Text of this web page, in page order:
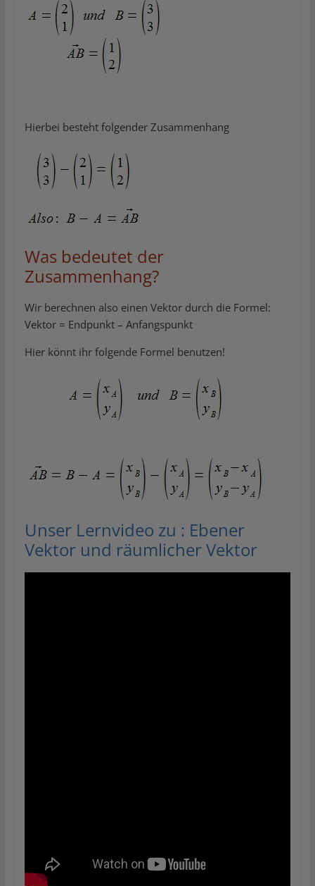
Hierbei besteht folgender Zusammenhang
Was bedeutet der
Zusammenhang?
Wir berechnen also einen Vektor durch die Formel:
Vektor = Endpunkt – Anfangspunkt
Hier könnt ihr folgende Formel benutzen!
Unser Lernvideo zu : Ebener
Vektor und räumlicher Vektor